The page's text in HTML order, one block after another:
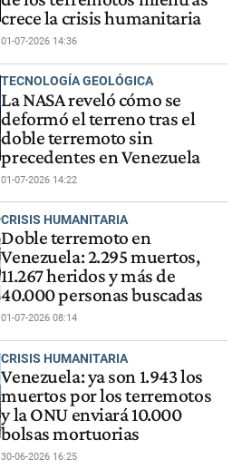
crece la crisis humanitaria
01-07-2026 14:36
TECNOLOGÍA GEOLÓGICA
La NASA reveló cómo se
deformó el terreno tras el
doble terremoto sin
precedentes en Venezuela
01-07-2026 14:22
CRISIS HUMANITARIA
Doble terremoto en
Venezuela: 2.295 muertos,
11.267 heridos y más de
40.000 personas buscadas
01-07-2026 08:14
CRISIS HUMANITARIA
Venezuela: ya son 1.943 los
muertos por los terremotos
y la ONU enviará 10.000
bolsas mortuorias
30-06-2026 16:25